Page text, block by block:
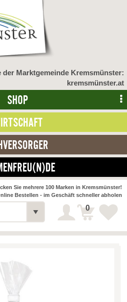
der Marktgemeinde Kremsmünster:
kremsmünster.at
SHOP
Alle Webseiten
Sie mehrere 100 Marken in Kremsmünster!
Bestellen - im Geschäft schneller abholen
0
Detail